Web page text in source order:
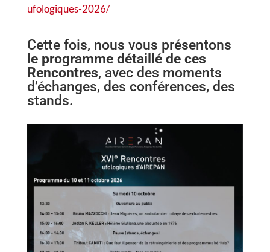
ufologiques-2026/
Cette fois, nous vous présentons
le programme détaillé de ces
Rencontres, avec des moments
d’échanges, des conférences, des
stands.